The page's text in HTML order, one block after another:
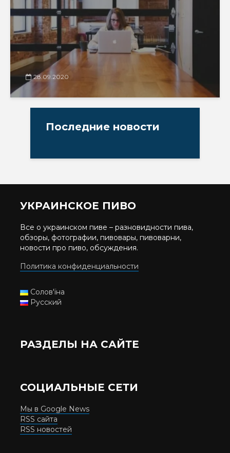
28.09.2020
Последние новости
УКРАИНСКОЕ ПИВО
Все о украинском пиве – разновидности пива,
обзоры, фотографии, пивовары, пивоварни,
новости про пиво, обсуждения.
Политика конфиденциальности
Солов'їна
Русский
РАЗДЕЛЫ НА САЙТЕ
СОЦИАЛЬНЫЕ СЕТИ
Мы в Google News
RSS сайта
RSS новостей